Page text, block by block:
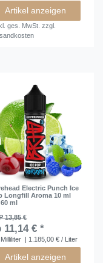
Artikel anzeigen
ges. MwSt. zzgl.
Electric Punch Ice
Longfill Aroma 10 ml
ml
13,85 €
11,14 € *
Milliliter | 1.185,00 € / Liter
Artikel anzeigen